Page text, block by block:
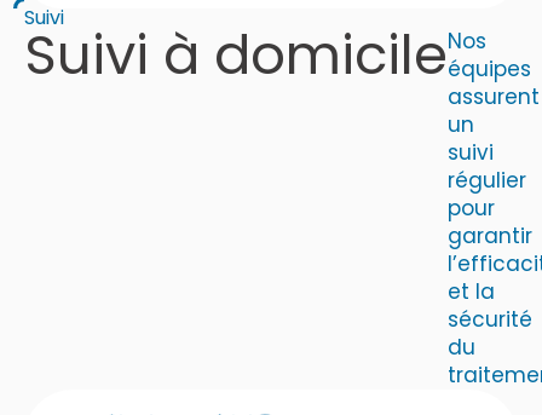
Suivi
Suivi à domicileNos
équipes
assurent
un
suivi
régulier
pour
garantir
et la
sécurité
du